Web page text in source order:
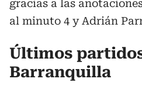
gracias a las
al minuto 4 y Adrián
Últimos
Barranquilla